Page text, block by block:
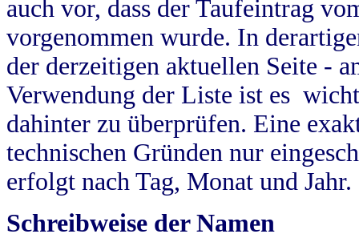
auch vor, dass der Taufeintrag
vorgenommen wurde. In
der derzeitigen aktuellen Seite -
Verwendung der Liste ist es
dahinter zu überprüfen. Eine
technischen Gründen nur
erfolgt nach Tag, Monat und Jahr.
Schreibweise der Namen